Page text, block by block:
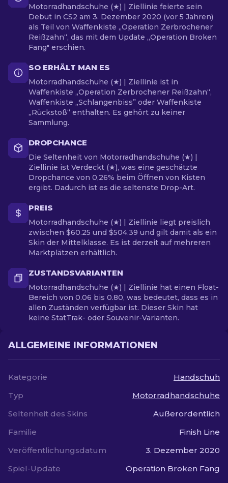
Motorradhandschuhe (★) | Ziellinie feierte sein
Debüt in CS2 am 3. Dezember 2020 (vor 5 Jahren)
als Teil von Waffenkiste „Operation Zerbrochener
Reißzahn“, das mit dem Update „Operation Broken
Fang" erschien.
SO ERHÄLT MAN ES
Motorradhandschuhe (★) | Ziellinie ist in
Waffenkiste „Operation Zerbrochener Reißzahn“,
Waffenkiste „Schlangenbiss” oder Waffenkiste
„Rückstoß“ enthalten. Es gehört zu keiner
Sammlung.
DROPCHANCE
Die Seltenheit von Motorradhandschuhe (★) |
Ziellinie ist Verdeckt (★), was eine geschätzte
Dropchance von 0,26% beim Öffnen von Kisten
ergibt. Dadurch ist es die seltenste Drop-Art.
PREIS
Motorradhandschuhe (★) | Ziellinie liegt preislich
zwischen $60.25 und $504.39 und gilt damit als ein
Skin der Mittelklasse. Es ist derzeit auf mehreren
Marktplätzen erhältlich.
ZUSTANDSVARIANTEN
Motorradhandschuhe (★) | Ziellinie hat einen Float-
Bereich von 0.06 bis 0.80, was bedeutet, dass es in
allen Zuständen verfügbar ist. Dieser Skin hat
keine StatTrak- oder Souvenir-Varianten.
ALLGEMEINE INFORMATIONEN
Kategorie
Handschuh
Typ
Motorradhandschuhe
Seltenheit des Skins
Außerordentlich
Familie
Finish Line
Veröffentlichungsdatum
3. Dezember 2020
Spiel-Update
Operation Broken Fang